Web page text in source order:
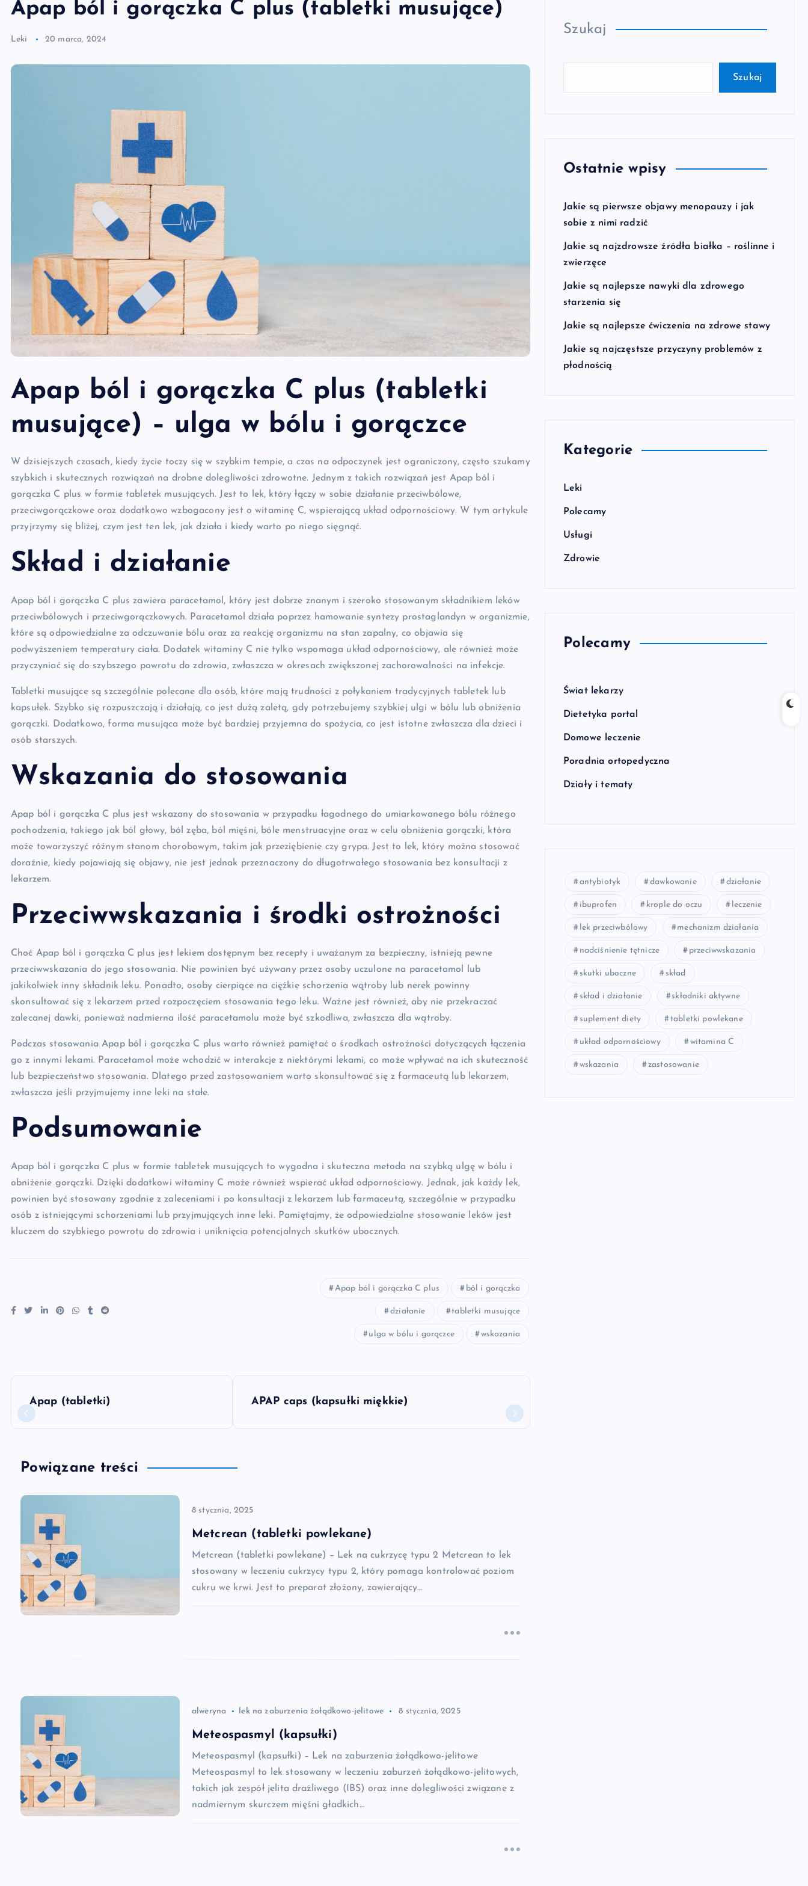
Apap ból i gorączka C plus (tabletki musujące)
Leki 20 marca, 2024
Apap ból i gorączka C plus (tabletki
musujące) – ulga w bólu i gorączce
W dzisiejszych czasach, kiedy życie toczy się w szybkim tempie, a czas na odpoczynek jest ograniczony, często szukamy
szybkich i skutecznych rozwiązań na drobne dolegliwości zdrowotne. Jednym z takich rozwiązań jest Apap ból i
gorączka C plus w formie tabletek musujących. Jest to lek, który łączy w sobie działanie przeciwbólowe,
przeciwgorączkowe oraz dodatkowo wzbogacony jest o witaminę C, wspierającą układ odpornościowy. W tym artykule
przyjrzymy się bliżej, czym jest ten lek, jak działa i kiedy warto po niego sięgnąć.
Skład i działanie
Apap ból i gorączka C plus zawiera paracetamol, który jest dobrze znanym i szeroko stosowanym składnikiem leków
przeciwbólowych i przeciwgorączkowych. Paracetamol działa poprzez hamowanie syntezy prostaglandyn w organizmie,
które są odpowiedzialne za odczuwanie bólu oraz za reakcję organizmu na stan zapalny, co objawia się
podwyższeniem temperatury ciała. Dodatek witaminy C nie tylko wspomaga układ odpornościowy, ale również może
przyczyniać się do szybszego powrotu do zdrowia, zwłaszcza w okresach zwiększonej zachorowalności na infekcje.
Tabletki musujące są szczególnie polecane dla osób, które mają trudności z połykaniem tradycyjnych tabletek lub
kapsułek. Szybko się rozpuszczają i działają, co jest dużą zaletą, gdy potrzebujemy szybkiej ulgi w bólu lub obniżenia
gorączki. Dodatkowo, forma musująca może być bardziej przyjemna do spożycia, co jest istotne zwłaszcza dla dzieci i
osób starszych.
Wskazania do stosowania
Apap ból i gorączka C plus jest wskazany do stosowania w przypadku łagodnego do umiarkowanego bólu różnego
pochodzenia, takiego jak ból głowy, ból zęba, ból mięśni, bóle menstruacyjne oraz w celu obniżenia gorączki, która
może towarzyszyć różnym stanom chorobowym, takim jak przeziębienie czy grypa. Jest to lek, który można stosować
doraźnie, kiedy pojawiają się objawy, nie jest jednak przeznaczony do długotrwałego stosowania bez konsultacji z
lekarzem.
Przeciwwskazania i środki ostrożności
Choć Apap ból i gorączka C plus jest lekiem dostępnym bez recepty i uważanym za bezpieczny, istnieją pewne
przeciwwskazania do jego stosowania. Nie powinien być używany przez osoby uczulone na paracetamol lub
jakikolwiek inny składnik leku. Ponadto, osoby cierpiące na ciężkie schorzenia wątroby lub nerek powinny
skonsultować się z lekarzem przed rozpoczęciem stosowania tego leku. Ważne jest również, aby nie przekraczać
zalecanej dawki, ponieważ nadmierna ilość paracetamolu może być szkodliwa, zwłaszcza dla wątroby.
Podczas stosowania Apap ból i gorączka C plus warto również pamiętać o środkach ostrożności dotyczących łączenia
go z innymi lekami. Paracetamol może wchodzić w interakcje z niektórymi lekami, co może wpływać na ich skuteczność
lub bezpieczeństwo stosowania. Dlatego przed zastosowaniem warto skonsultować się z farmaceutą lub lekarzem,
zwłaszcza jeśli przyjmujemy inne leki na stałe.
Podsumowanie
Apap ból i gorączka C plus w formie tabletek musujących to wygodna i skuteczna metoda na szybką ulgę w bólu i
obniżenie gorączki. Dzięki dodatkowi witaminy C może również wspierać układ odpornościowy. Jednak, jak każdy lek,
powinien być stosowany zgodnie z zaleceniami i po konsultacji z lekarzem lub farmaceutą, szczególnie w przypadku
osób z istniejącymi schorzeniami lub przyjmujących inne leki. Pamiętajmy, że odpowiedzialne stosowanie leków jest
kluczem do szybkiego powrotu do zdrowia i uniknięcia potencjalnych skutków ubocznych.
Apap ból i gorączka C plus ból i gorączka
działanie tabletki musujące
ulga w bólu i gorączce wskazania
N
a
w
a
c
w
s
Apap (tabletki) APAP caps (kapsułki miękkie)
Powiązane treści
8 stycznia, 2025
Metcrean (tabletki powlekane)
Metcrean (tabletki powlekane) – Lek na cukrzycę typu 2 Metcrean to lek
stosowany w leczeniu cukrzycy typu 2, który pomaga kontrolować poziom
cukru we krwi. Jest to preparat złożony, zawierający…
alweryna lek na zaburzenia żołądkowo-jelitowe 8 stycznia, 2025
Meteospasmyl (kapsułki)
Meteospasmyl (kapsułki) – Lek na zaburzenia żołądkowo-jelitowe
Meteospasmyl to lek stosowany w leczeniu zaburzeń żołądkowo-jelitowych,
takich jak zespół jelita drażliwego (IBS) oraz inne dolegliwości związane z
nadmiernym skurczem mięśni gładkich…
Szukaj
Szukaj
Ostatnie wpisy
Jakie są pierwsze objawy menopauzy i jak
sobie z nimi radzić
Jakie są najzdrowsze źródła białka – roślinne i
zwierzęce
Jakie są najlepsze nawyki dla zdrowego
starzenia się
Jakie są najlepsze ćwiczenia na zdrowe stawy
Jakie są najczęstsze przyczyny problemów z
płodnością
Kategorie
Leki
Polecamy
Usługi
Zdrowie
Polecamy
Świat lekarzy
Dietetyka portal
Domowe leczenie
Poradnia ortopedyczna
Działy i tematy
antybiotyk dawkowanie działanie
ibuprofen krople do oczu leczenie
lek przeciwbólowy mechanizm działania
nadciśnienie tętnicze przeciwwskazania
skutki uboczne skład
skład i działanie składniki aktywne
suplement diety tabletki powlekane
układ odpornościowy witamina C
wskazania zastosowanie